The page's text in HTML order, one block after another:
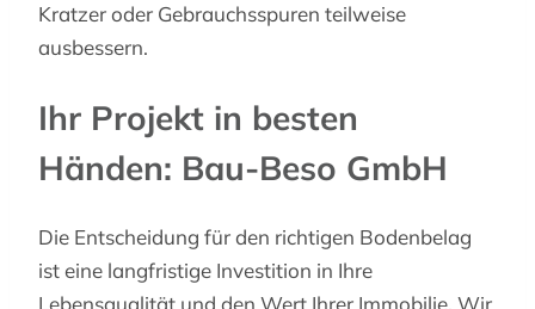
Kratzer oder Gebrauchsspuren teilweise
ausbessern.
Ihr Projekt in besten
Händen: Bau-Beso GmbH
Die Entscheidung für den richtigen Bodenbelag
ist eine langfristige Investition in Ihre
Lebensqualität und den Wert Ihrer Immobilie. Wir